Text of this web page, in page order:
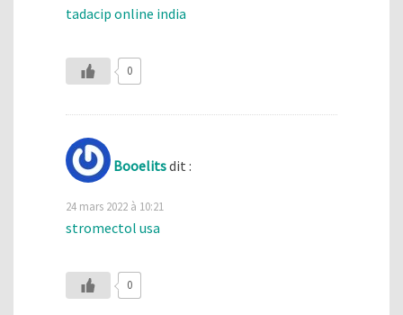
tadacip online india
0
Booelitsdit :
24 mars 2022 à 10:21
stromectol usa
0